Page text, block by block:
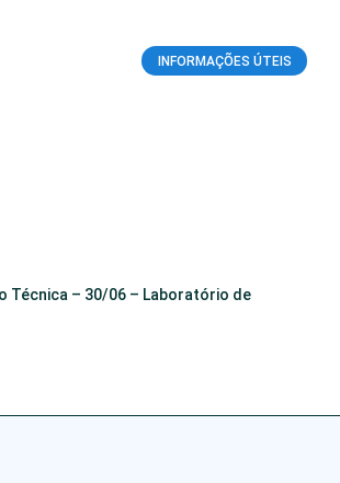
INFORMAÇÕES ÚTEIS
Técnica – 30/06 – Laboratório de